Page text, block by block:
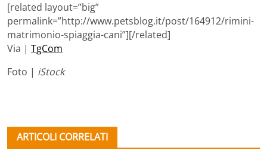
[related layout=”big”
permalink=”http://www.petsblog.it/post/164912/rimini-
matrimonio-spiaggia-cani”][/related]
Via | TgCom
Foto | iStock
ARTICOLI CORRELATI